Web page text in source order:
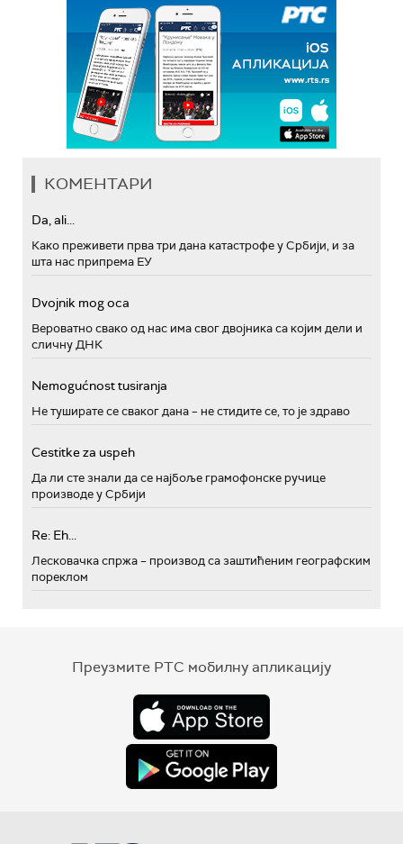
КОМЕНТАРИ
Da, ali...
Како преживети прва три дана катастрофе у Србији, и за
шта нас припрема ЕУ
Dvojnik mog oca
Вероватно свако од нас има свог двојника са којим дели и
сличну ДНК
Nemogućnost tusiranja
Не туширате се сваког дана – не стидите се, то је здраво
Cestitke za uspeh
Да ли сте знали да се најбоље грамофонске ручице
производе у Србији
Re: Eh...
Лесковачка спржа – производ са заштићеним географским
пореклом
Преузмите РТС мобилну апликацију